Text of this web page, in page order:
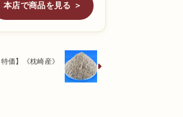
本店で商品を見る ＞
価】《枕崎産》